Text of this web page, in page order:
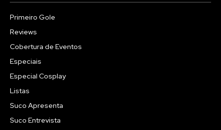
Primeiro Gole
Reviews
Cobertura de Eventos
Especiais
Especial Cosplay
Listas
Suco Apresenta
Suco Entrevista